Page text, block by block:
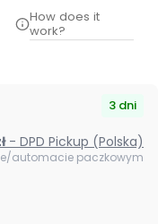
How does it
work?
3 dni
- DPD Pickup (Polska)
automacie paczkowym